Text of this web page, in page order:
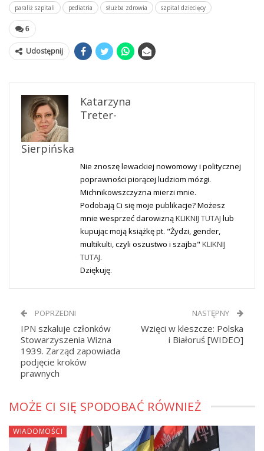
paraliż szpitali
pediatria służba zdrowia szpital dziecięcy
6
Udostępnij
Katarzyna
Treter-
Sierpińska
Nie znoszę lewackiej nowomowy i politycznej
poprawności piorącej ludziom mózgi.
Michnikowszczyzna mierzi mnie.
Podobają Ci się moje publikacje? Możesz
mnie wesprzeć darowiznąKLIKNIJ TUTAJ lub
kupując moją książkę pt. "Żydzi, gender,
multikulti, czyli oszustwo i szajba" KLIKNIJ
TUTAJ.
Dziękuję.
POPRZEDNI
IPN szkaluje członków
Stowarzyszenia Wizna
1939. Zarząd zapowiada
podjęcie kroków
prawnych
NASTĘPNY
Wzięci w kleszcze: Polska
i Białoruś [WIDEO]
MOŻE CI SIĘ SPODOBAĆ RÓWNIEŻ
WIADOMOŚCI